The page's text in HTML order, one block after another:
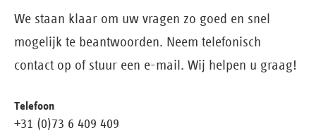
We staan klaar om uw vragen zo goed en snel
mogelijk te beantwoorden. Neem telefonisch
contact op of stuur een e-mail. Wij helpen u graag!
Telefoon
+31 (0)73 6 409 409